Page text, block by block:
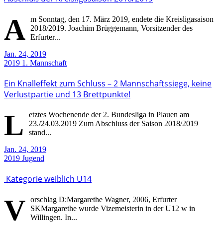
A m Sonntag, den 17. März 2019, endete die Kreisligasaison
2018/2019. Joachim Brüggemann, Vorsitzender des
Erfurter...
Jan. 24, 2019
2019 1. Mannschaft
Ein Knalleffekt zum Schluss – 2 Mannschaftssiege, keine
Verlustpartie und 13 Brettpunkte!
L
etztes Wochenende der 2. Bundesliga in Plauen am
23./24.03.2019 Zum Abschluss der Saison 2018/2019
stand...
Jan. 24, 2019
2019 Jugend
Kategorie weiblich U14
V orschlag D:Margarethe Wagner, 2006, Erfurter
SKMargarethe wurde Vizemeisterin in der U12 w in
Willingen. In...